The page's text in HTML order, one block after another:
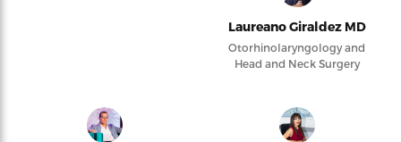
Laureano Giraldez MD
Otorhinolaryngology and
Head and Neck Surgery